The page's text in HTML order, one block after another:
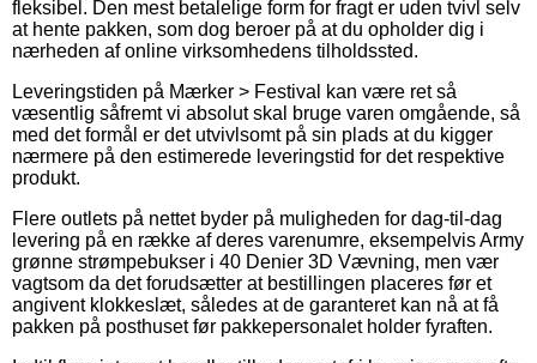
fleksibel. Den mest betalelige form for fragt er uden tvivl selv
at hente pakken, som dog beroer på at du opholder dig i
nærheden af online virksomhedens tilholdssted.
Leveringstiden på Mærker > Festival kan være ret så
væsentlig såfremt vi absolut skal bruge varen omgående, så
med det formål er det utvivlsomt på sin plads at du kigger
nærmere på den estimerede leveringstid for det respektive
produkt.
Flere outlets på nettet byder på muligheden for dag-til-dag
levering på en række af deres varenumre, eksempelvis Army
grønne strømpebukser i 40 Denier 3D Vævning, men vær
vagtsom da det forudsætter at bestillingen placeres før et
angivent klokkeslæt, således at de garanteret kan nå at få
pakken på posthuset før pakkepersonalet holder fyraften.